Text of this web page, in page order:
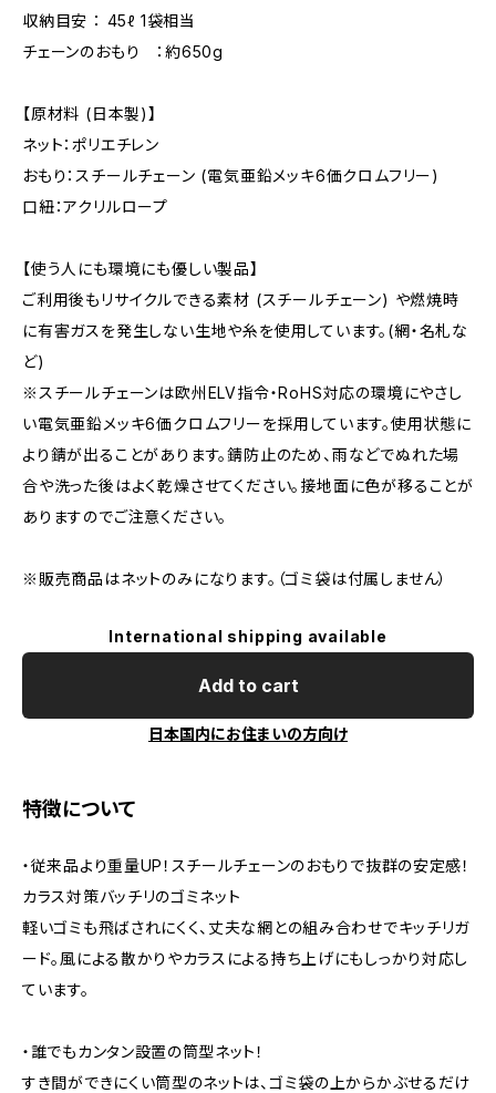
収納目安 ： 45ℓ 1袋相当
チェーンのおもり ：約650g
【原材料 (日本製)】
ネット：ポリエチレン
おもり：スチールチェーン (電気亜鉛メッキ6価クロムフリー)
口紐：アクリルロープ
【使う人にも環境にも優しい製品】
ご利用後もリサイクルできる素材 (スチールチェーン) や燃焼時
に有害ガスを発生しない生地や糸を使用しています。(網・名札な
ど)
※スチールチェーンは欧州ELV指令・RoHS対応の環境にやさし
い電気亜鉛メッキ6価クロムフリーを採用しています。使用状態に
より錆が出ることがあります。錆防止のため、雨などでぬれた場
合や洗った後はよく乾燥させてください。接地面に色が移ることが
ありますのでご注意ください。
※販売商品はネットのみになります。（ゴミ袋は付属しません）
International shipping available
Add to cart
日本国内にお住まいの方向け
特徴について
・従来品より重量UP！スチールチェーンのおもりで抜群の安定感！
カラス対策バッチリのゴミネット
軽いゴミも飛ばされにくく、丈夫な網との組み合わせでキッチリガ
ード。風による散かりやカラスによる持ち上げにもしっかり対応し
ています。
・誰でもカンタン設置の筒型ネット！
すき間ができにくい筒型のネットは、ゴミ袋の上からかぶせるだけ